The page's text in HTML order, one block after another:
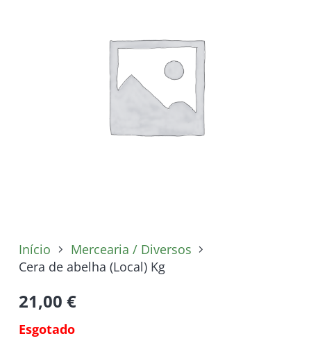
Início
Mercearia / Diversos
Cera de abelha (Local) Kg
21,00 €
Esgotado